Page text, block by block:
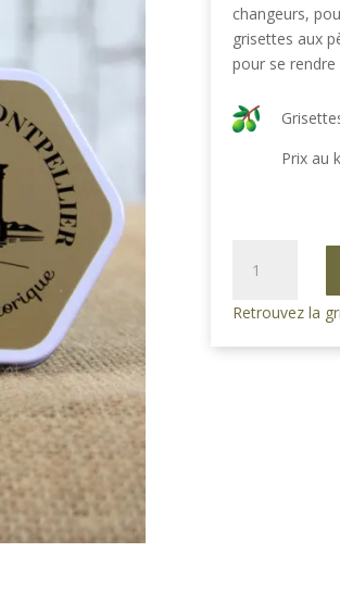
changeurs,
grisettes aux
pour se
Prix au
Montpellier
Retrouvez la